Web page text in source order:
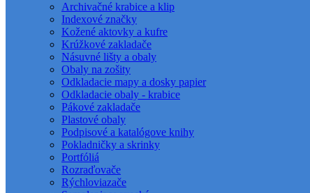
Archivačné krabice a klip
Indexové značky
Kožené aktovky a kufre
Krúžkové zakladače
Násuvné lišty a obaly
Obaly na zošity
Odkladacie mapy a dosky papier
Odkladacie obaly - krabice
Pákové zakladače
Plastové obaly
Podpisové a katalógove knihy
Pokladničky a skrinky
Portfóliá
Rozraďovače
Rýchloviazače